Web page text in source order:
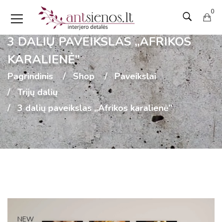
0
3 DALIŲ PAVEIKSLAS „AFRIKOS
KARALIENĖ”
Pagrindinis Shop
Paveikslai
Trijų dalių
3 dalių paveikslas „Afrikos karalienė”
NEW